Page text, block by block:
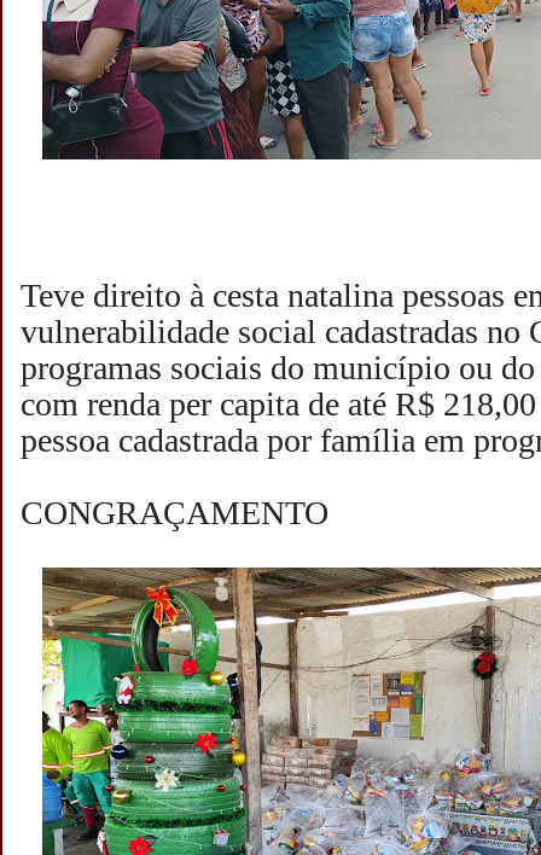
Teve direito à cesta natalina pessoas
vulnerabilidade social cadastradas no
programas sociais do município ou
com renda per capita de até R$
pessoa cadastrada por família em
CONGRAÇAMENTO